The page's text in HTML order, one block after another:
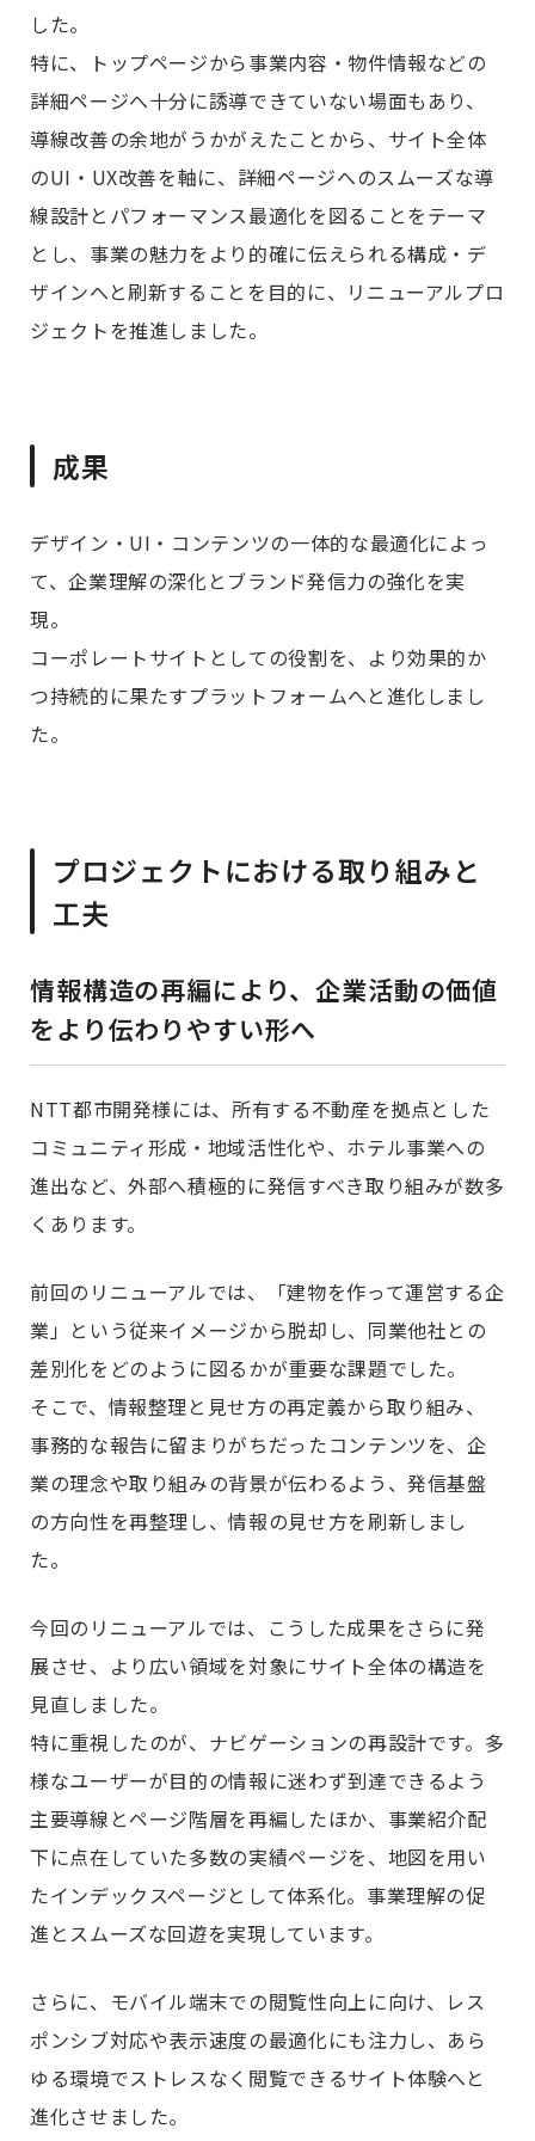
した。
特に、トップページから事業内容・物件情報などの
詳細ページへ十分に誘導できていない場面もあり、
導線改善の余地がうかがえたことから、サイト全体
のUI・UX改善を軸に、詳細ページへのスムーズな導
線設計とパフォーマンス最適化を図ることをテーマ
とし、事業の魅力をより的確に伝えられる構成・デ
ザインへと刷新することを目的に、リニューアルプロ
ジェクトを推進しました。
成果
デザイン・UI・コンテンツの一体的な最適化によっ
て、企業理解の深化とブランド発信力の強化を実
現。
コーポレートサイトとしての役割を、より効果的か
つ持続的に果たすプラットフォームへと進化しまし
た。
プロジェクトにおける取り組みと
工夫
情報構造の再編により、企業活動の価値
をより伝わりやすい形へ
NTT都市開発様には、所有する不動産を拠点とした
コミュニティ形成・地域活性化や、ホテル事業への
進出など、外部へ積極的に発信すべき取り組みが数多
くあります。
前回のリニューアルでは、「建物を作って運営する企
業」という従来イメージから脱却し、同業他社との
差別化をどのように図るかが重要な課題でした。
そこで、情報整理と見せ方の再定義から取り組み、
事務的な報告に留まりがちだったコンテンツを、企
業の理念や取り組みの背景が伝わるよう、発信基盤
の方向性を再整理し、情報の見せ方を刷新しまし
た。
今回のリニューアルでは、こうした成果をさらに発
展させ、より広い領域を対象にサイト全体の構造を
見直しました。
特に重視したのが、ナビゲーションの再設計です。多
様なユーザーが目的の情報に迷わず到達できるよう
主要導線とページ階層を再編したほか、事業紹介配
下に点在していた多数の実績ページを、地図を用い
たインデックスページとして体系化。事業理解の促
進とスムーズな回遊を実現しています。
さらに、モバイル端末での閲覧性向上に向け、レス
ポンシブ対応や表示速度の最適化にも注力し、あら
ゆる環境でストレスなく閲覧できるサイト体験へと
進化させました。